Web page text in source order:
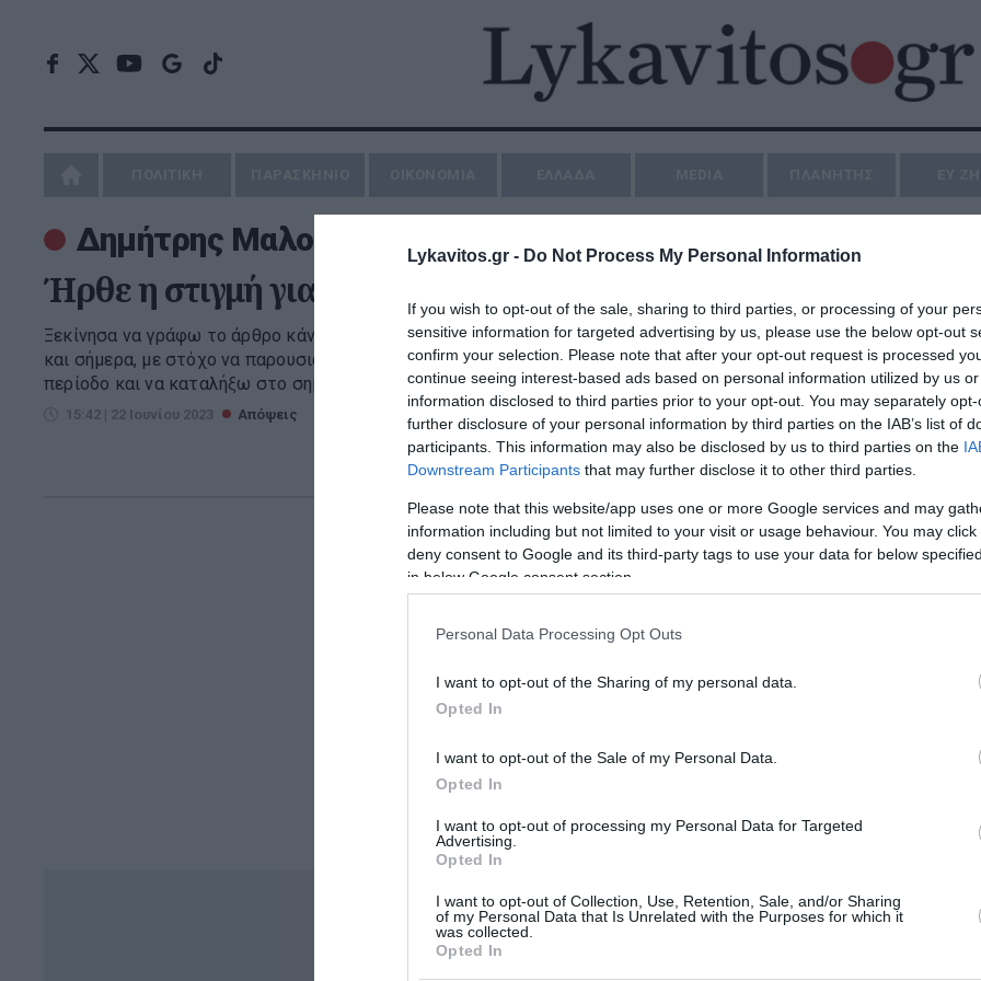
Lykavitos.gr - Do Not Process My Personal Information
If you wish to opt-out of the sale, sharing to third parties, or processing of your
sensitive information for targeted advertising by us, please use the below opt-out
confirm your selection. Please note that after your opt-out request is processed
continue seeing interest-based ads based on personal information utilized by us
information disclosed to third parties prior to your opt-out. You may separately
further disclosure of your personal information by third parties on the IAB’s list of
participants. This information may also be disclosed by us to third parties on the
Downstream Participants that may further disclose it to other third parties.
Please note that this website/app uses one or more Google services and may
information including but not limited to your visit or usage behaviour. You may
deny consent to Google and its third-party tags to use your data for below
in below Google consent section.
Personal Data Processing Opt Outs
I want to opt-out of the Sharing of my personal data.
Opted In
I want to opt-out of the Sale of my Personal Data.
Opted In
I want to opt-out of processing my Personal Data for Targeted
Advertising.
Opted In
I want to opt-out of Collection, Use, Retention, Sale, and/or Sharing
of my Personal Data that Is Unrelated with the Purposes for which it
was collected.
Opted In
Δημήτρης Μαλούχος
Ήρθε η στιγμή για το άλμα στο αύριο
Ξεκίνησα να γράφω το άρθρο κάνοντας μια ιστορική αναδρομή από το 2009 μέχρι
και σήμερα, με στόχο να παρουσιάσω τα γεγονότα που μεσολάβησαν σε αυτή την
περίοδο και να καταλήξω στο σημαντικό διακύβευμα των επικεί...
15:42 | 22 Ιουνίου 2023 Απόψεις